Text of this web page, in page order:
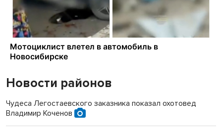
Новости районов
Чудеса Легостаевского заказника показал охотовед
Владимир Коченов